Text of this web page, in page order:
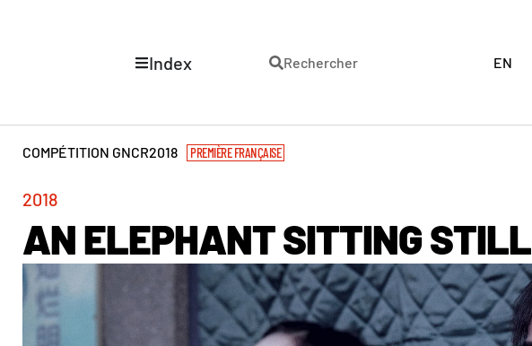
Rechercher EN
Index
COMPÉTITION GNCR2018 PREMIÈRE FRANÇAISE
2018
AN ELEPHANT SITTING STILL